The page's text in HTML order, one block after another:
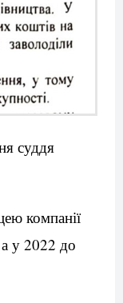
суддя
компанії
у 2022 до